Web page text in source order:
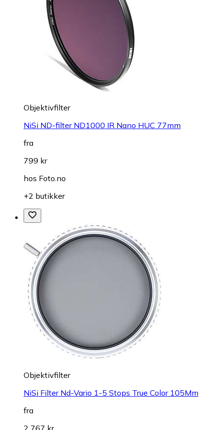
Objektivfilter
NiSi ND-filter ND1000 IR Nano HUC 77mm
fra
799 kr
hos Foto.no
+2 butikker
Objektivfilter
NiSi Filter Nd-Vario 1-5 Stops True Color 105Mm
fra